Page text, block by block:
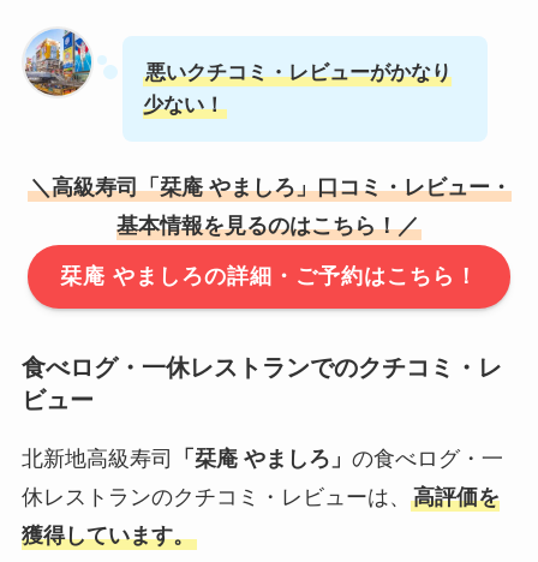
悪いクチコミ・レビューがかなり
少ない！
＼高級寿司「栞庵 やましろ」口コミ・レビュー・
基本情報を見るのはこちら！／
栞庵 やましろの詳細・ご予約はこちら！
食べログ・一休レストランでのクチコミ・レ
ビュー
北新地高級寿司 「栞庵 やましろ」 の食べログ・一
休レストランのクチコミ・レビューは、 高評価を
獲得しています。